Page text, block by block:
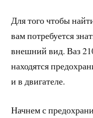
Для того чтобы
вам потребуется
внешний вид. Ваз
находятся
и в двигателе.
Начнем с